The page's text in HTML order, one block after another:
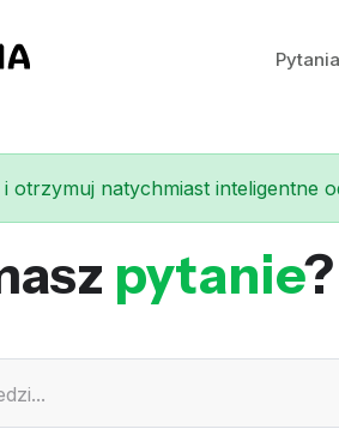
Pytania
i otrzymuj natychmiast inteligentne
pytanie?